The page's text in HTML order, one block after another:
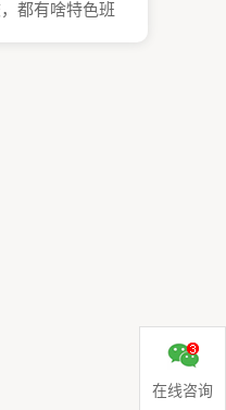
都有啥特色班
在线咨询